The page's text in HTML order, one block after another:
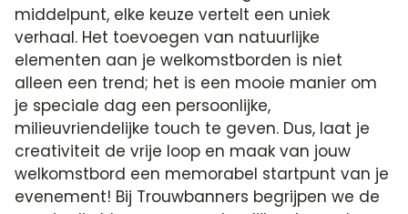
middelpunt, elke keuze vertelt een uniek
verhaal. Het toevoegen van natuurlijke
elementen aan je welkomstborden is niet
alleen een trend; het is een mooie manier om
je speciale dag een persoonlijke,
milieuvriendelijke touch te geven. Dus, laat je
creativiteit de vrije loop en maak van jouw
welkomstbord een memorabel startpunt van je
evenement! Bij Trouwbanners begrijpen we de